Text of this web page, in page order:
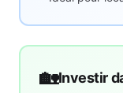
🏡Investir